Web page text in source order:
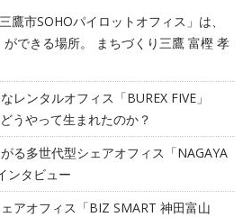
鷹市SOHOパイロットオフィス」は、
できる場所。 まちづくり三鷹 富樫 孝
レンタルオフィス「BUREX FIVE」
うやって生まれたのか？
る多世代型シェアオフィス「NAGAYA
ンタビュー
アオフィス「BIZ SMART 神田富山